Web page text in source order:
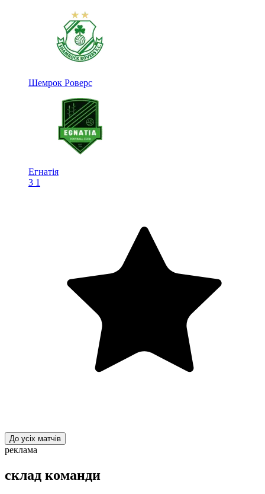
Шемрок Роверс
Егнатія
3 1
До усіх матчів
реклама
склад команди